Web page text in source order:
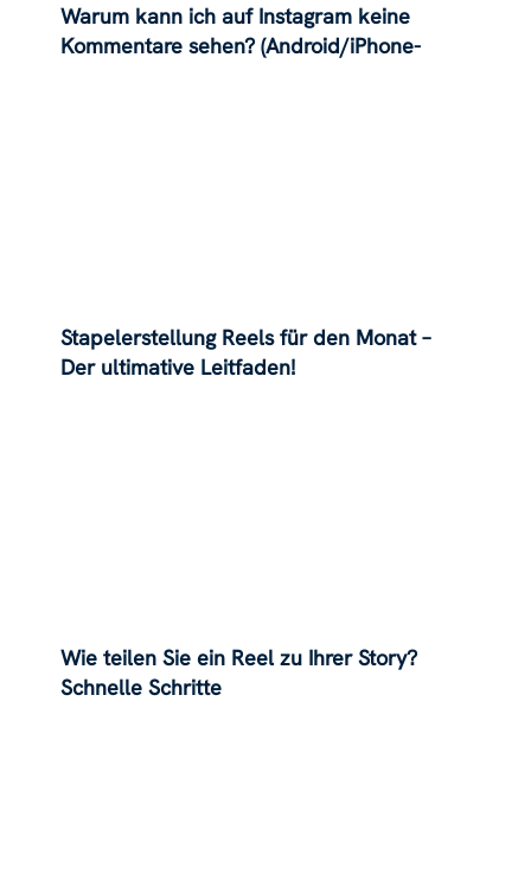
Warum kann ich auf Instagram keine
Kommentare sehen? (Android/iPhone-
Stapelerstellung Reels für den Monat –
Der ultimative Leitfaden!
Wie teilen Sie ein Reel zu Ihrer Story?
Schnelle Schritte